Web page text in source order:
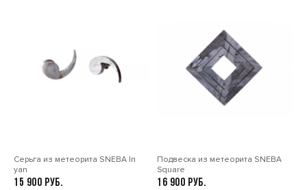
Серьга из метеорита SNEBA In
yan
15 900
Подвеска из метеорита SNEBA
Square
16 900